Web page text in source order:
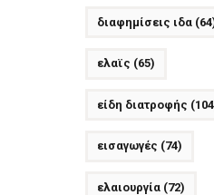
διαφημίσεις ιδα
ελαϊς (65)
είδη διατροφής
εισαγωγές (74)
ελαιουργία(72)